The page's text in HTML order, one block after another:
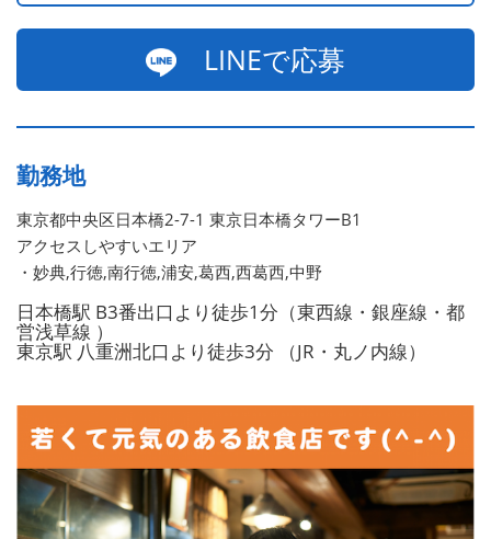
LINEで応募
勤務地
東京都中央区日本橋2-7-1 東京日本橋タワーB1
アクセスしやすいエリア
・妙典,行徳,南行徳,浦安,葛西,西葛西,中野
日本橋駅 B3番出口より徒歩1分（東西線・銀座線・都
営浅草線 ）
東京駅 八重洲北口より徒歩3分 （JR・丸ノ内線）